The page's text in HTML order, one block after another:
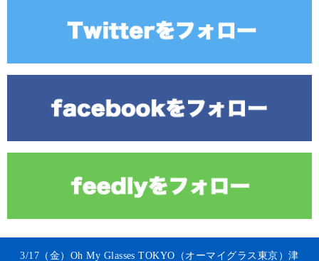
3/17（金）Oh My Glasses TOKYO（オーマイグラス東京）津